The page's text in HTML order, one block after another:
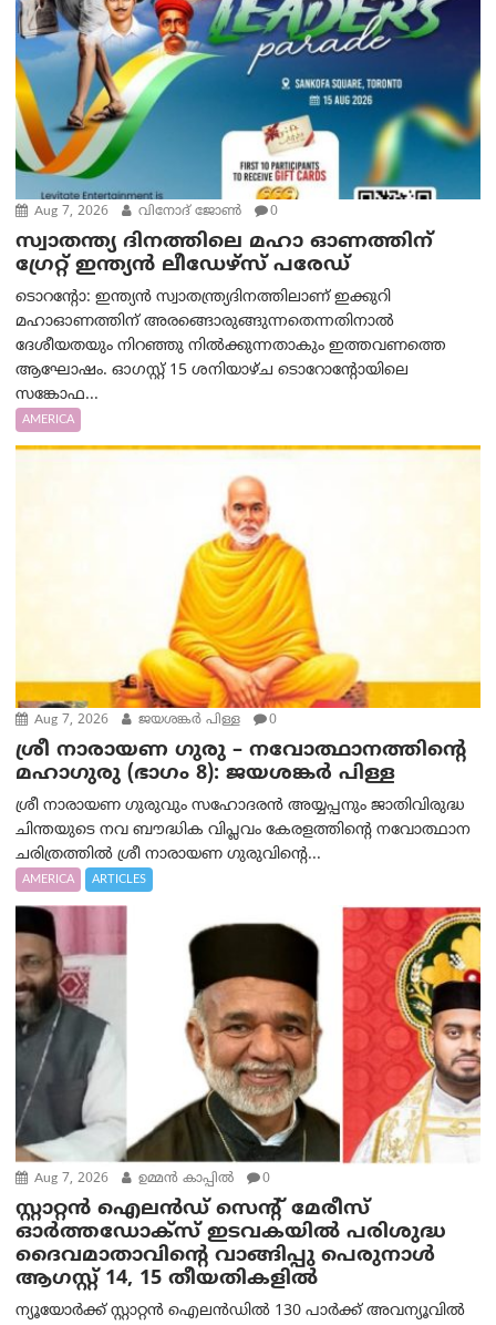
Aug 7, 2026 വിനോദ് ജോൺ 0
സ്വാതന്ത്യ ദിനത്തിലെ മഹാ ഓണത്തിന്
ഗ്രേറ്റ് ഇന്ത്യൻ ലീഡേഴ്സ് പരേഡ്
ടൊറന്റോ: ഇന്ത്യൻ സ്വാതന്ത്ര്യദിനത്തിലാണ് ഇക്കുറി
മഹാഓണത്തിന് അരങ്ങൊരുങ്ങുന്നതെന്നതിനാൽ
ദേശീയതയും നിറഞ്ഞു നിൽക്കുന്നതാകും ഇത്തവണത്തെ
ആഘോഷം. ഓഗസ്റ്റ് 15 ശനിയാഴ്ച ടൊറോന്റോയിലെ
സങ്കോഫ...
AMERICA
Aug 7, 2026 ജയശങ്കര്‍ പിള്ള 0
ശ്രീ നാരായണ ഗുരു – നവോത്ഥാനത്തിന്റെ
മഹാഗുരു (ഭാഗം 8): ജയശങ്കര്‍ പിള്ള
ശ്രീ നാരായണ ഗുരുവും സഹോദരൻ അയ്യപ്പനും ജാതിവിരുദ്ധ
ചിന്തയുടെ നവ ബൗദ്ധിക വിപ്ലവം കേരളത്തിന്റെ നവോത്ഥാന
ചരിത്രത്തിൽ ശ്രീ നാരായണ ഗുരുവിന്റെ...
AMERICA ARTICLES
Aug 7, 2026 ഉമ്മന്‍ കാപ്പില്‍ 0
സ്റ്റാറ്റൻ ഐലൻഡ് സെന്റ് മേരീസ്
ഓർത്തഡോക്സ് ഇടവകയിൽ പരിശുദ്ധ
ദൈവമാതാവിന്റെ വാങ്ങിപ്പു പെരുനാൾ
ആഗസ്റ്റ് 14, 15 തീയതികളിൽ
ന്യൂയോർക്ക് സ്റ്റാറ്റൻ ഐലൻഡിൽ 130 പാർക്ക് അവന്യൂവിൽ